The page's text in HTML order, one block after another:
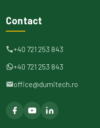
Contact
+40 721 253 843
+40 721 253 843
office@dumitech.ro